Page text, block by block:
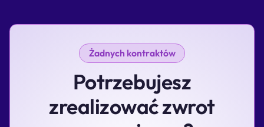
Żadnych kontraktów
Potrzebujesz
zrealizować zwrot